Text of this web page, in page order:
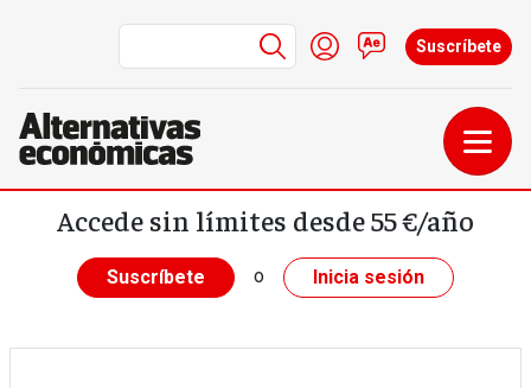
Pasar al contenido principal
Menú de cuenta de
Iniciar sesión
Contacto
Suscríbete
Accede sin límites desde 55 €/año
Suscríbete o Inicia sesión